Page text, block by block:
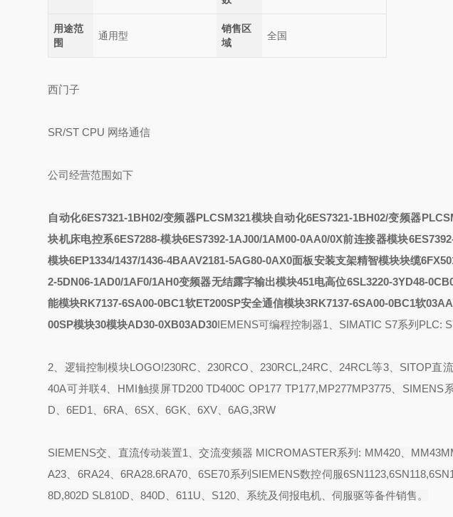
用途范
围
通用型
销售区
域
全国
西门子
SR/ST CPU 网络通信
公司经营范围如下
自动化6ES7321-1BH02/变频器PLCSM321模块自动化6ES7321-1BH02/变频器
块机床电控系6ES7288-模块6ES7392-1AJ00/1AM00-0AA0/0X前连接器模块
模块6EP1334/1437/1436-4BAAV2181-5AG80-0AX0面板安装支架精智模块块缆
2-5DN06-1AD0/1AF0/1AH0变频器无结露字输出模块451电高位6SL3220-3YD48-
能模块RK7137-6SA00-0BC1软ET200SP安全通信模块3RK7137-6SA00-0BC1软03A
00SP模块30模块AD30-0XB03AD30IEMENS可编程控制器1、SIMATIC S7系列PLC:
2、逻辑控制模块LOGO!230RC、230RCO、230RCL,24RC、24RCL等3、SITOP直
40A可并联4、HMI触摸屏TD200 TD400C OP177 TP177,MP277MP3775、SIMENS
D、6ED1、6RA、6SX、6GK、6XV、6AG,3RW
SIEMENS交、直流传动装置1、交流变频器 MICROMASTER系列: MM420、
A23、6RA24、6RA28.6RA70、6SE70系列SIEMENS数控伺服
8D,802D SL810D、840D、611U、S120、系统及伺报电机、伺服驱等备件销售。